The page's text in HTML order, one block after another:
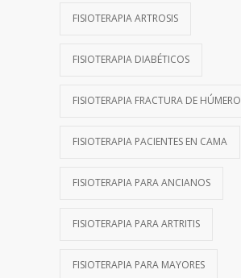
FISIOTERAPIA ARTROSIS
FISIOTERAPIA DIABÉTICOS
FISIOTERAPIA FRACTURA DE HÚMERO
FISIOTERAPIA PACIENTES EN CAMA
FISIOTERAPIA PARA ANCIANOS
FISIOTERAPIA PARA ARTRITIS
FISIOTERAPIA PARA MAYORES